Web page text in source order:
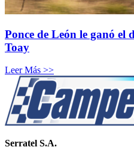
Ponce de León le ganó el
Toay
Leer Más >>
Serratel S.A.